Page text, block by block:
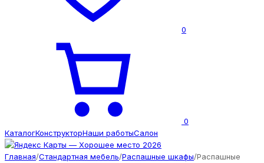
0
0
КаталогКонструкторНаши работыСалон
Главная/Стандартная мебель/Распашные шкафы/Распашные